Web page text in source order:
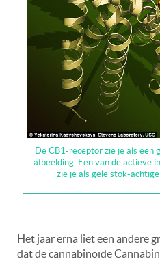
De CB1-receptor zie je als een
afbeelding. Een van de actieve
zie je als gele stok-
Het jaar erna liet een andere
dat de cannabinoïde